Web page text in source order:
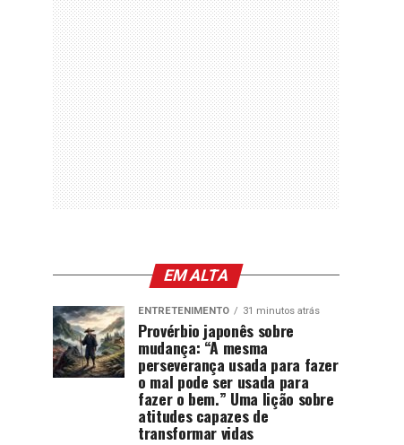
EM ALTA
ENTRETENIMENTO 31 minutos atrás
Provérbio japonês sobre
mudança: “A mesma
perseverança usada para fazer
o mal pode ser usada para
fazer o bem.” Uma lição sobre
atitudes capazes de
transformar vidas